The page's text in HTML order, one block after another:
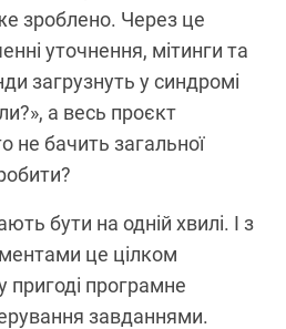
зроблено. Через це
уточнення, мітинги та
загрузнуть у синдромі
а весь проєкт
не бачить загальної
бути на одній хвилі. І з
це цілком
пригоді програмне
завданнями.